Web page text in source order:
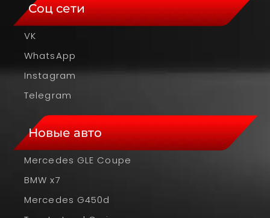
Соц сети
VK
WhatsApp
Instagram
Telegram
Новые авто
Mercedes GLE Coupe
BMW x7
Mercedes G450d